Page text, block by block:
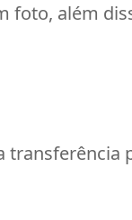
foto, além
transferência